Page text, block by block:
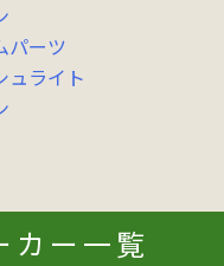
パーツ
ュライト
カー一覧